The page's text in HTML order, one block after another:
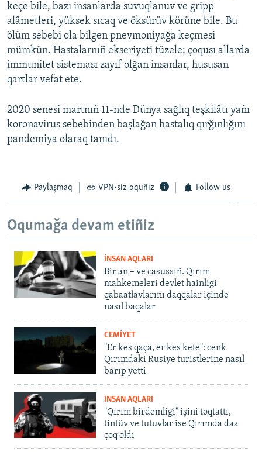
keçe bile, bazı insanlarda suvuqlanuv ve gripp
alâmetleri, yüksek sıcaq ve öksürüv körüne bile. Bu
ölüm sebebi ola bilgen pnevmoniyağa keçmesi
mümkün. Hastalarnıñ ekseriyeti tüzele; çoqusı allarda
immunitet sisteması zayıf olğan insanlar, hususan
qartlar vefat ete.
2020 senesi martnıñ 11-nde Dünya sağlıq teşkilâtı yañı
koronavirus sebebinden başlağan hastalıq qırğınlığını
pandemiya olaraq tanıdı.
Paylaşmaq VPN-siz oquñız Follow us
Oqumağa devam etiñiz
İNSAN AQLARI
Bir an – ve casussıñ. Qırım
mahkemeleri devlet hainligi
qabaatlavlarını daqqalar içinde
nasıl baqalar
CEMİYET
"Er kes qaça, er kes kete": cenk
Qırımdaki Rusiye turistlerine nasıl
barıp yetti
İNSAN AQLARI
"Qırım birdemligi" işini toqtattı,
tintüv ve tutuvlar ise Qırımda daa
çoq oldı